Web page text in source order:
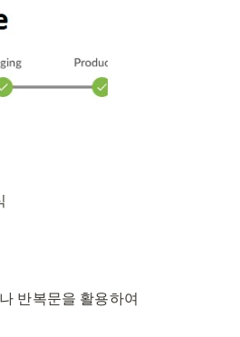
반복문을 활용하여